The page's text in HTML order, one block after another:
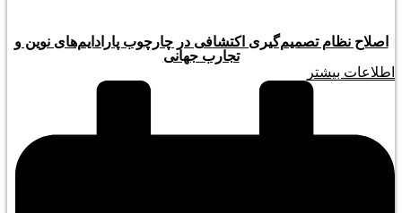
اصلاح نظام تصمیم‌گیری اکتشافی در چارچوب پارادایم‌های نوین و
تجارب جهانی
اطلاعات بیشتر